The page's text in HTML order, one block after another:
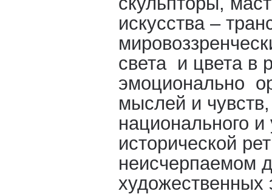
искусства –
света и цвета в
эмоционально
мыслей и
национального и
исторической
неисчерпаемом
художественных